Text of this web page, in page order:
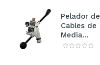
Pelador de
Cables de
Media...